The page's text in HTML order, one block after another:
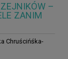
–
ZANIM
Chruścińśka-